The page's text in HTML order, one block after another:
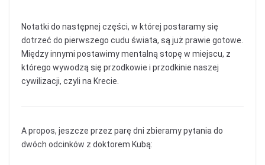
Notatki do następnej części, w której postaramy się
dotrzeć do pierwszego cudu świata, są już prawie gotowe.
Między innymi postawimy mentalną stopę w miejscu, z
którego wywodzą się przodkowie i przodkinie naszej
cywilizacji, czyli na Krecie.
A propos, jeszcze przez parę dni zbieramy pytania do
dwóch odcinków z doktorem Kubą: